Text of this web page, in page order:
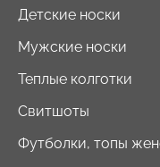
Детские носки
Мужские носки
Теплые колготки
Свитшоты
Футболки, топы